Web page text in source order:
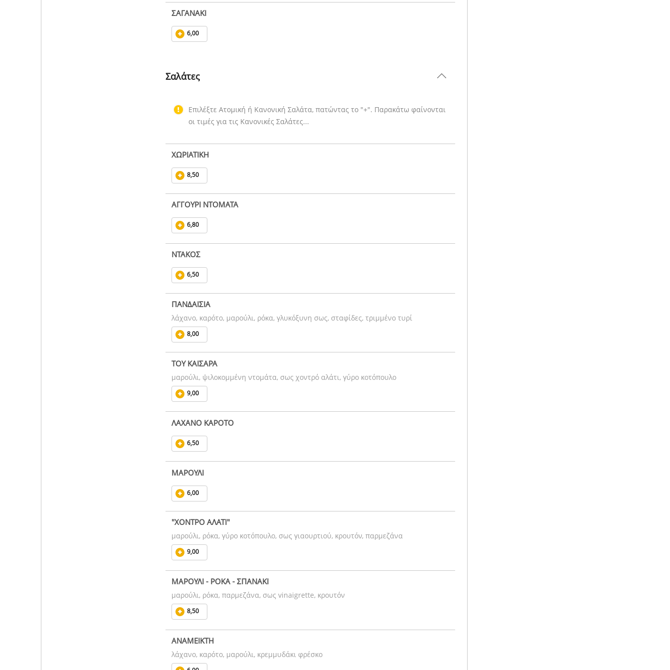
ΣΑΓΑΝΑΚΙ
6,00
Σαλάτες
Επιλέξτε Ατομική ή Κανονική Σαλάτα, πατώντας το "+". Παρακάτω φαίνονται
οι τιμές για τις Κανονικές Σαλάτες...
ΧΩΡΙΑΤΙΚΗ
8,50
ΑΓΓΟΥΡΙ ΝΤΟΜΑΤΑ
6,80
ΝΤΑΚΟΣ
6,50
ΠΑΝΔΑΙΣΙΑ
λάχανο, καρότο, μαρούλι, ρόκα, γλυκόξυνη σως, σταφίδες, τριμμένο τυρί
8,00
ΤΟΥ ΚΑΙΣΑΡΑ
μαρούλι, ψιλοκομμένη ντομάτα, σως χοντρό αλάτι, γύρο κοτόπουλο
9,00
ΛΑΧΑΝΟ ΚΑΡΟΤΟ
6,50
ΜΑΡΟΥΛΙ
6,00
"ΧΟΝΤΡΟ ΑΛΑΤΙ"
μαρούλι, ρόκα, γύρο κοτόπουλο, σως γιαουρτιού, κρουτόν, παρμεζάνα
9,00
ΜΑΡΟΥΛΙ - ΡΟΚΑ - ΣΠΑΝΑΚΙ
μαρούλι, ρόκα, παρμεζάνα, σως vinaigrette, κρουτόν
8,50
ΑΝΑΜΕΙΚΤΗ
λάχανο, καρότο, μαρούλι, κρεμμυδάκι φρέσκο